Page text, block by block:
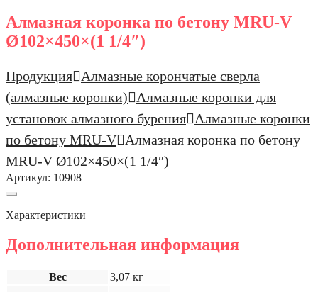
Алмазная коронка по бетону MRU-V
Ø102×450×(1 1/4″)
Продукция
Алмазные корончатые сверла
(алмазные коронки)
Алмазные коронки для
установок алмазного бурения
Алмазные коронки
по бетону MRU-V
Алмазная коронка по бетону
MRU-V Ø102×450×(1 1/4″)
Артикул: 10908
Характеристики
Дополнительная информация
Вес 3,07 кг